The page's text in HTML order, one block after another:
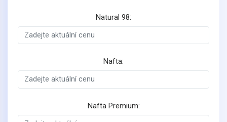
Natural 98:
Nafta:
Nafta Premium: